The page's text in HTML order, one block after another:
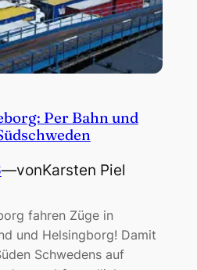
Per Bahn und
—vonKarsten Piel
fahren Züge in
und Helsingborg! Damit
Schwedens auf